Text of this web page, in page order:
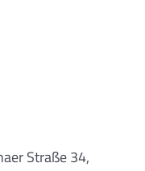
Straße 34,